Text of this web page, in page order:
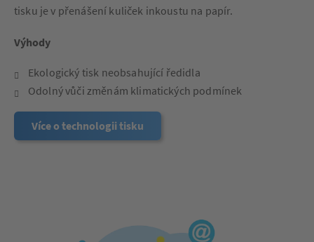
tisku je v přenášení kuliček inkoustu na papír.
Výhody
Ekologický tisk neobsahující ředidla
Odolný vůči změnám klimatických podmínek
Více o technologii tisku